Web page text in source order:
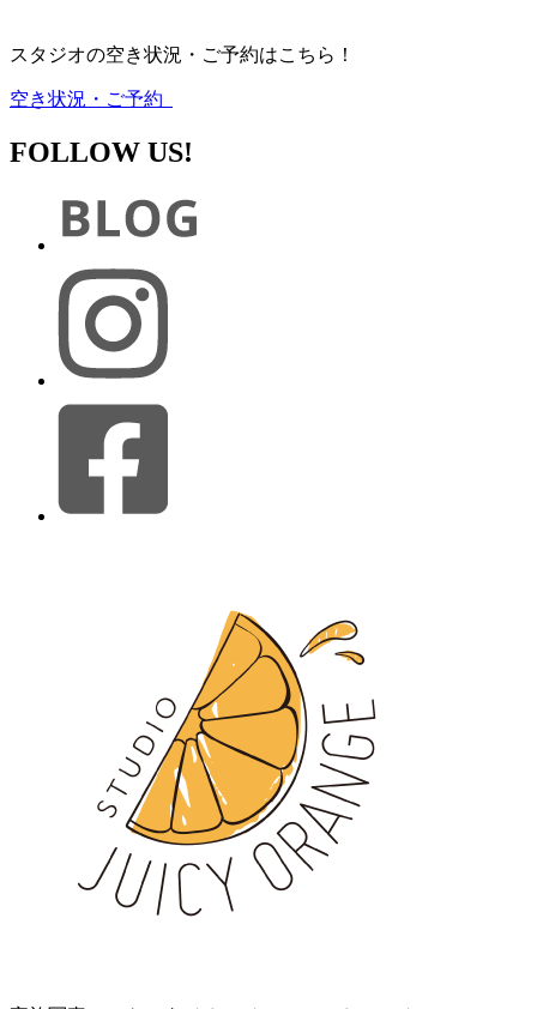
スタジオの空き状況・ご予約はこちら！
空き状況・ご予約
FOLLOW US!